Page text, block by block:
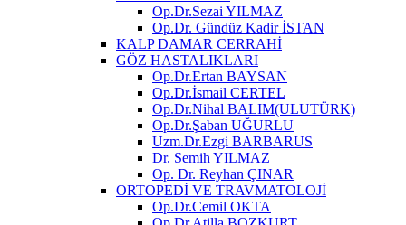
Op.Dr.Sezai YILMAZ
Op.Dr. Gündüz Kadir İSTAN
KALP DAMAR CERRAHİ
GÖZ HASTALIKLARI
Op.Dr.Ertan BAYSAN
Op.Dr.İsmail CERTEL
Op.Dr.Nihal BALIM(ULUTÜRK)
Op.Dr.Şaban UĞURLU
Uzm.Dr.Ezgi BARBARUS
Dr. Semih YILMAZ
Op. Dr. Reyhan ÇINAR
ORTOPEDİ VE TRAVMATOLOJİ
Op.Dr.Cemil OKTA